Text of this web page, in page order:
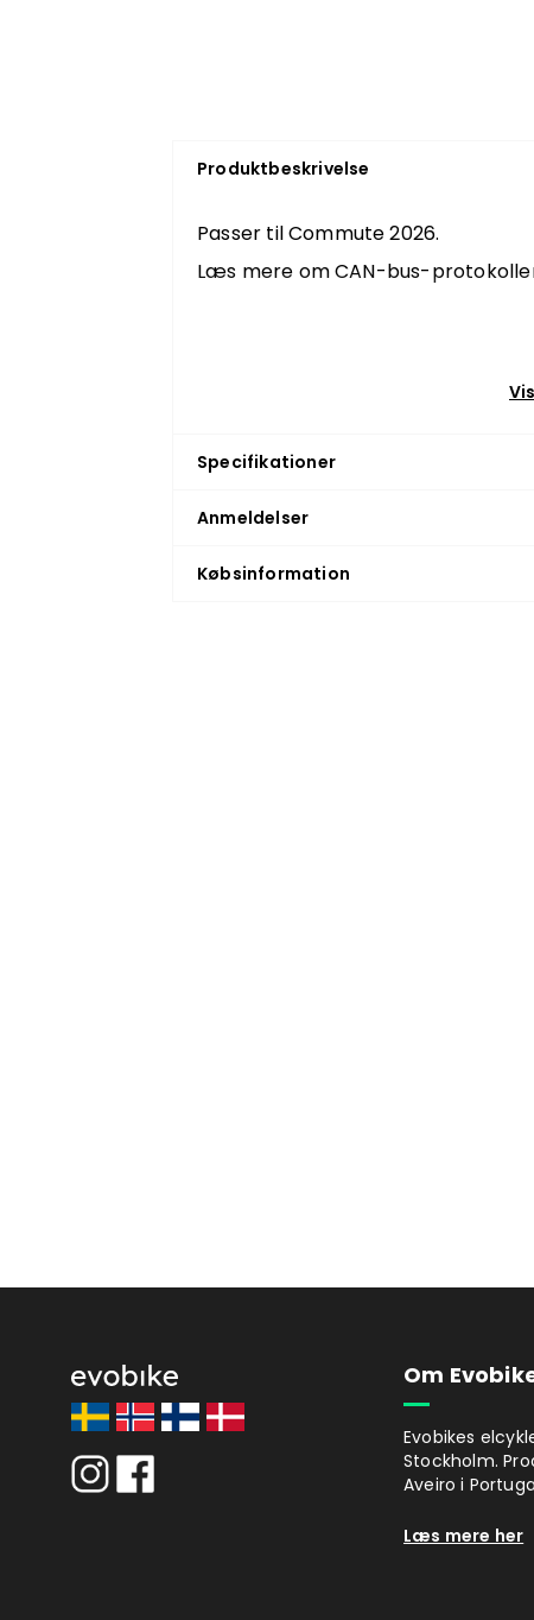
Produktbeskrivelse
Passer til Commute 2026.
Læs mere om CAN-bus-
Specifikationer
Anmeldelser
Købsinformation
Om
Evobikes
Stockholm.
Aveiro i
Læs mere her